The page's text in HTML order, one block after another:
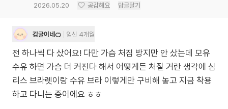
2026.05.20 공감해요 답글달기
감귤이네🍊 임신 4개월
전 하나씩 다 샀어요! 다만 가슴 처짐 방지만 안 샀는데 모유
수유 하면 가슴 더 커진다 해서 어떻게든 처질 거란 생각에 심
리스 브라렛이랑 수유 브라 이렇게만 구비해 놓고 지금 착용
하고 다니는 중이에요 ㅎㅎ